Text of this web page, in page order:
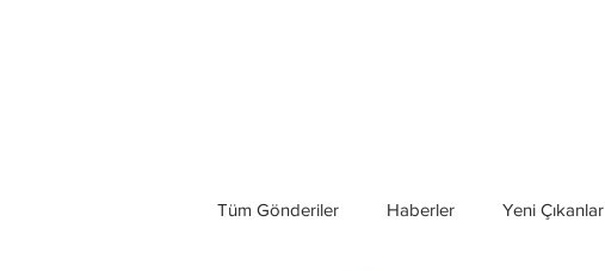
Tüm Gönderiler Haberler Yeni Çıkanlar